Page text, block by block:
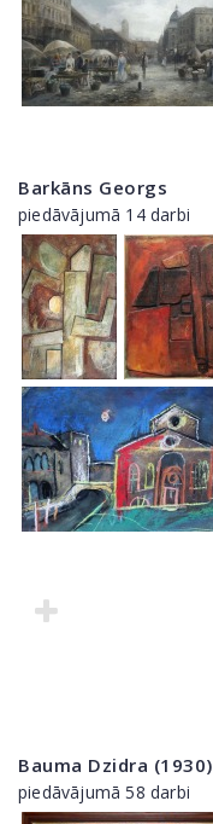
Barkāns Georgs
piedāvājumā 14 darbi
Bauma Dzidra (1930)
piedāvājumā 58 darbi